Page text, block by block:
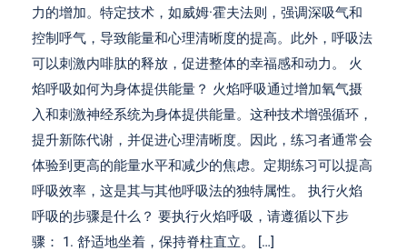
力的增加。特定技术，如威姆·霍夫法则，强调深吸气和
控制呼气，导致能量和心理清晰度的提高。此外，呼吸法
可以刺激内啡肽的释放，促进整体的幸福感和动力。 火
焰呼吸如何为身体提供能量？ 火焰呼吸通过增加氧气摄
入和刺激神经系统为身体提供能量。这种技术增强循环，
提升新陈代谢，并促进心理清晰度。因此，练习者通常会
体验到更高的能量水平和减少的焦虑。定期练习可以提高
呼吸效率，这是其与其他呼吸法的独特属性。 执行火焰
呼吸的步骤是什么？ 要执行火焰呼吸，请遵循以下步
骤： 1. 舒适地坐着，保持脊柱直立。 […]